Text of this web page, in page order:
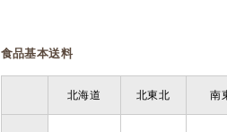
食品基本送料
北海道 北東北 南